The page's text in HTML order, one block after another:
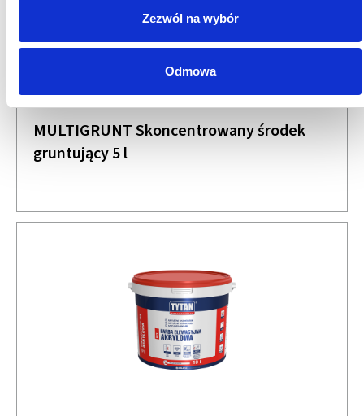
Zezwól na wybór
Odmowa
MULTIGRUNT Skoncentrowany środek
gruntujący 5 l